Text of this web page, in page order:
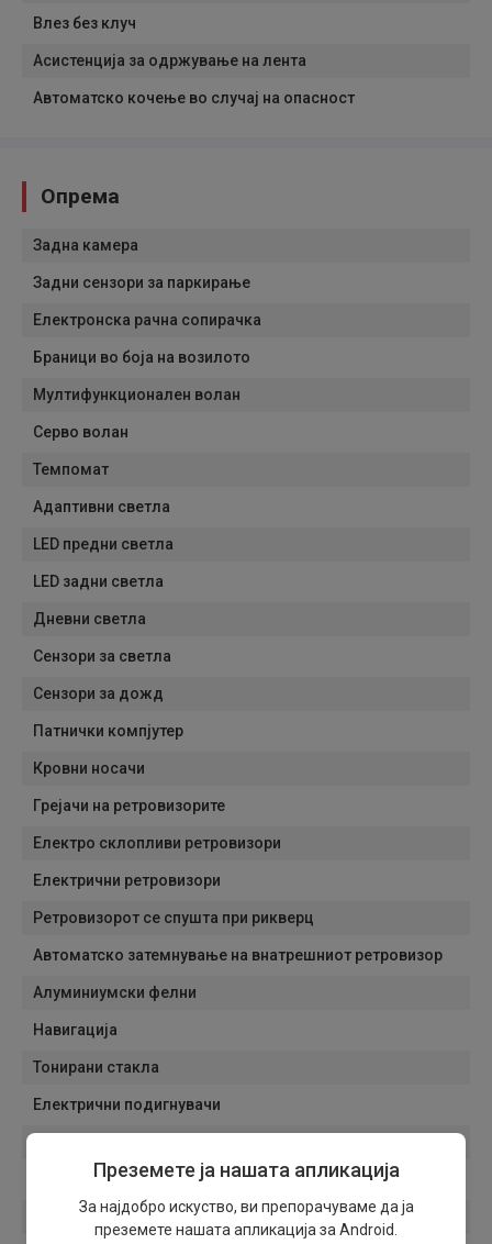
Влез без клуч
Асистенција за одржување на лента
Автоматско кочење во случај на опасност
Опрема
Задна камера
Задни сензори за паркирање
Електронска рачна сопирачка
Браници во боја на возилото
Мултифункционален волан
Серво волан
Темпомат
Адаптивни светла
LED предни светла
LED задни светла
Дневни светла
Сензори за светла
Сензори за дожд
Патнички компјутер
Кровни носачи
Грејачи на ретровизорите
Електро склопливи ретровизори
Електрични ретровизори
Ретровизорот се спушта при рикверц
Автоматско затемнување на внатрешниот ретровизор
Алуминиумски фелни
Навигација
Тонирани стакла
Електрични подигнувачи
Мултимедија
Преземете ја нашата апликација
За најдобро искуство, ви препорачуваме да ја
преземете нашата апликација за Android.